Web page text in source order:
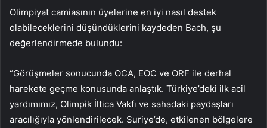
Olimpiyat camiasının üyelerine en iyi nasıl destek
olabileceklerini düşündüklerini kaydeden Bach, şu
değerlendirmede bulundu:
“Görüşmeler sonucunda OCA, EOC ve ORF ile derhal
harekete geçme konusunda anlaştık. Türkiye’deki ilk acil
yardımımız, Olimpik İltica Vakfı ve sahadaki paydaşları
aracılığıyla yönlendirilecek. Suriye’de, etkilenen bölgelere